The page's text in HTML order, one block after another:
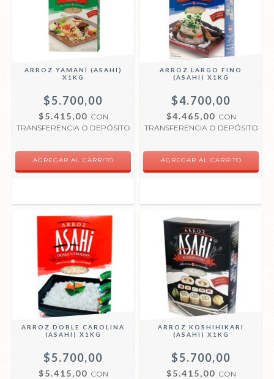
ARROZ YAMANÍ (ASAHI)
X1KG
$5.700,00
$5.415,00 CON
TRANSFERENCIA O DEPÓSITO
ARROZ LARGO FINO
(ASAHI) X1KG
$4.700,00
$4.465,00 CON
TRANSFERENCIA O DEPÓSITO
ARROZ DOBLE CAROLINA
(ASAHI) X1KG
$5.700,00
$5.415,00 CON
ARROZ KOSHIHIKARI
(ASAHI) X1KG
$5.700,00
$5.415,00 CON